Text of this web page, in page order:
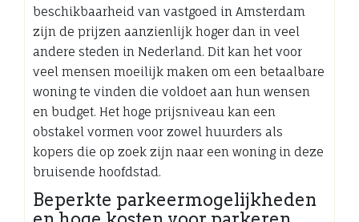
beschikbaarheid van vastgoed in Amsterdam
zijn de prijzen aanzienlijk hoger dan in veel
andere steden in Nederland. Dit kan het voor
veel mensen moeilijk maken om een betaalbare
woning te vinden die voldoet aan hun wensen
en budget. Het hoge prijsniveau kan een
obstakel vormen voor zowel huurders als
kopers die op zoek zijn naar een woning in deze
bruisende hoofdstad.
Beperkte parkeermogelijkheden